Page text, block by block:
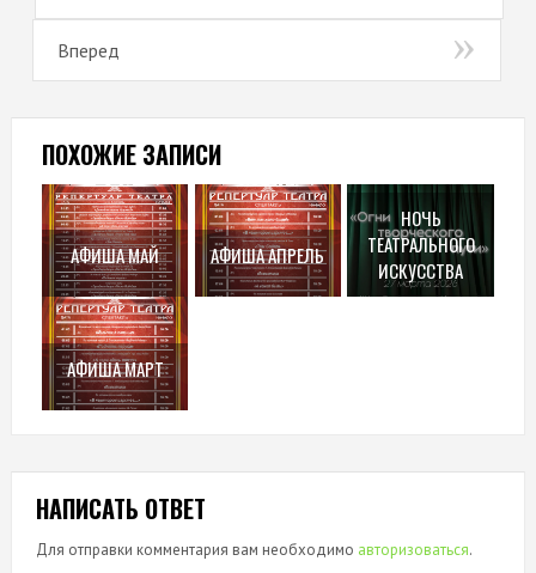
Вперед
ПОХОЖИЕ ЗАПИСИ
АФИША МАЙ АФИША АПРЕЛЬ
НОЧЬ
ТЕАТРАЛЬНОГО
ИСКУССТВА
АФИША МАРТ
НАПИСАТЬ ОТВЕТ
Для отправки комментария вам необходимо авторизоваться.